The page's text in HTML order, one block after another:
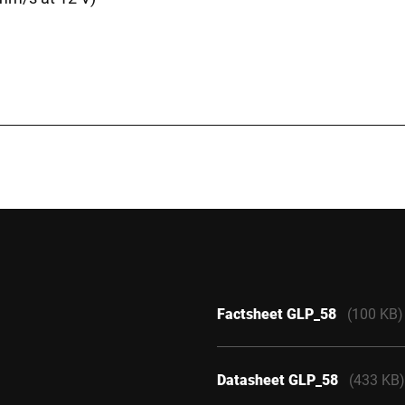
Factsheet GLP_58 (100 KB)
Datasheet GLP_58 (433 KB)